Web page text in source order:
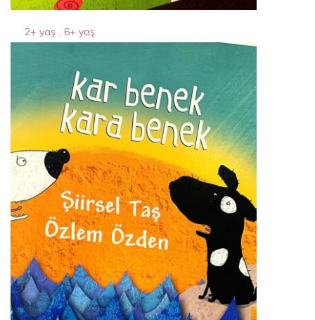
2+ yaş , 6+ yaş
10 Nisan 2024 ByAcparantez.com 1 Min Reading